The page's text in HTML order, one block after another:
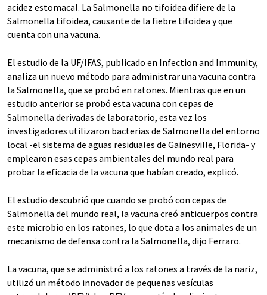
acidez estomacal. La Salmonella no tifoidea difiere de la
Salmonella tifoidea, causante de la fiebre tifoidea y que
cuenta con una vacuna.
El estudio de la UF/IFAS, publicado en Infection and Immunity,
analiza un nuevo método para administrar una vacuna contra
la Salmonella, que se probó en ratones. Mientras que en un
estudio anterior se probó esta vacuna con cepas de
Salmonella derivadas de laboratorio, esta vez los
investigadores utilizaron bacterias de Salmonella del entorno
local -el sistema de aguas residuales de Gainesville, Florida- y
emplearon esas cepas ambientales del mundo real para
probar la eficacia de la vacuna que habían creado, explicó.
El estudio descubrió que cuando se probó con cepas de
Salmonella del mundo real, la vacuna creó anticuerpos contra
este microbio en los ratones, lo que dota a los animales de un
mecanismo de defensa contra la Salmonella, dijo Ferraro.
La vacuna, que se administró a los ratones a través de la nariz,
utilizó un método innovador de pequeñas vesículas